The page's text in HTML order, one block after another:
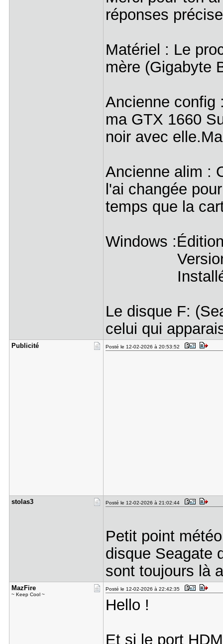
réponses
Matériel : Le
mère (Gigabyte
Ancienne config
ma GTX 1660
noir avec
Ancienne alim :
l'ai changée
temps que la
Windows
Version
Installé le
Le disque F:
celui qui
Publicité Posté le 12-02-2026 à 20:53:52
stolas3 Posté le 12-02-2026 à 21:02:44
Petit point
disque Seagate
sont toujours là
MazFire
~ Keep Cool ~
Posté le 12-02-2026 à 22:42:35
Hello !
Et si le port